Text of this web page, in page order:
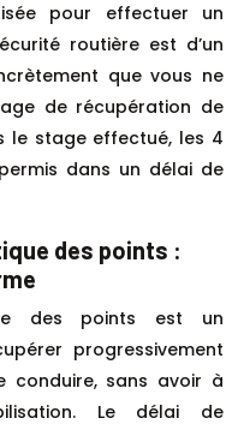
pour effectuer un
routière est d’un
que vous ne
de récupération de
le stage effectué, les 4
dans un délai de
des points :
des points est un
progressivement
conduire, sans avoir à
Le délai de